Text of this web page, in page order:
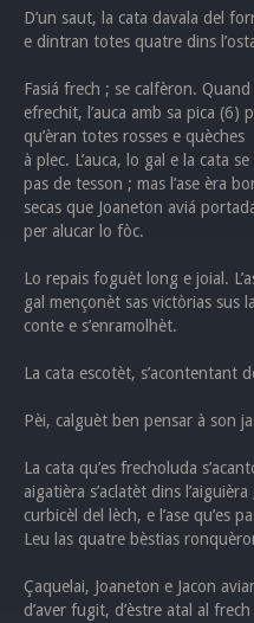
D’un saut, la cata davala del
e dintran totes quatre dins
Fasiá frech ; se calfèron.
efrechit, l’auca amb sa pica
qu’èran totes rosses e quèches
à plec. L’auca, lo gal e la cata
pas de tesson ; mas l’ase èra
secas que Joaneton aviá
per alucar lo fòc.
Lo repais foguèt long e joial.
gal mençonèt sas victòrias sus
conte e s’enramolhèt.
La cata escotèt, s’acontentant
Pèi, calguèt ben pensar à son
La cata qu’es frecholuda
aigatièra s’aclatèt dins
curbicèl del lèch, e l’ase qu’es
Leu las quatre bèstias
Çaquelai, Joaneton e Jacon
d’aver fugit, d’èstre atal al